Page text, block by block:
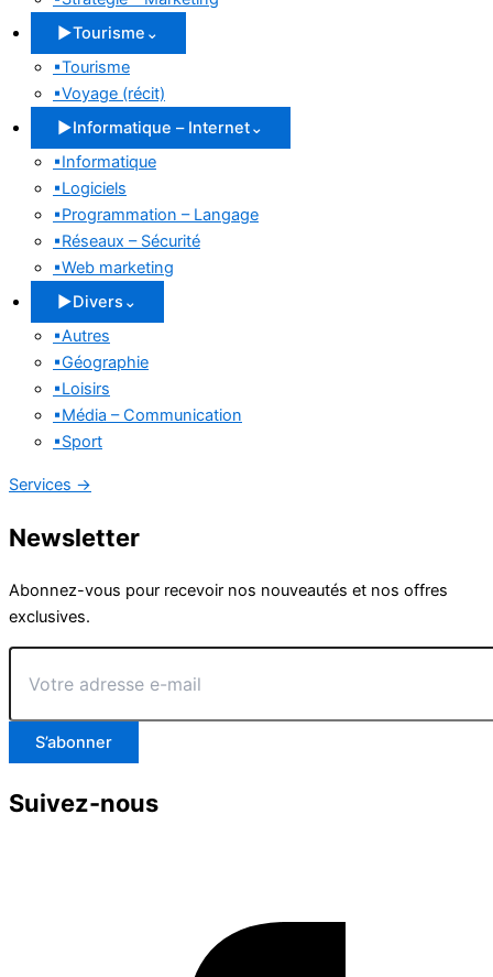
▶Tourisme ⌄
▪Tourisme
▪Voyage (récit)
▶Informatique – Internet⌄
▪Informatique
▪Logiciels
▪Programmation – Langage
▪Réseaux – Sécurité
▪Web marketing
▶Divers ⌄
▪Autres
▪Géographie
▪Loisirs
▪Média – Communication
▪Sport
Services →
Newsletter
Abonnez-vous pour recevoir nos nouveautés et nos offres
exclusives.
Votre
adresse
mail
S’abonner
Suivez-nous